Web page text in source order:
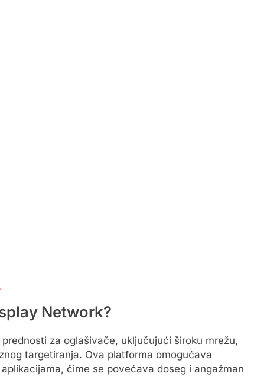
Network?
za oglašivače, uključujući široku mrežu,
targetiranja. Ova platforma omogućava
čime se povećava doseg i angažman